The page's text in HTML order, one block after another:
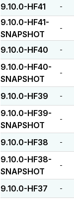
9.10.0-HF41 -
9.10.0-HF41-
SNAPSHOT
-
9.10.0-HF40 -
9.10.0-HF40-
SNAPSHOT
-
9.10.0-HF39 -
9.10.0-HF39-
SNAPSHOT
-
9.10.0-HF38 -
9.10.0-HF38-
SNAPSHOT
-
9.10.0-HF37 -